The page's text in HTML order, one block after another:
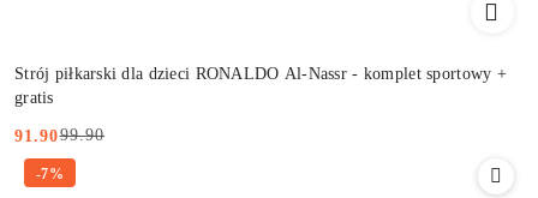
Strój piłkarski dla dzieci RONALDO Al-Nassr - komplet sportowy +
gratis
Cena
promocyjna:
91.90
Cena
przed
99.90
-7%